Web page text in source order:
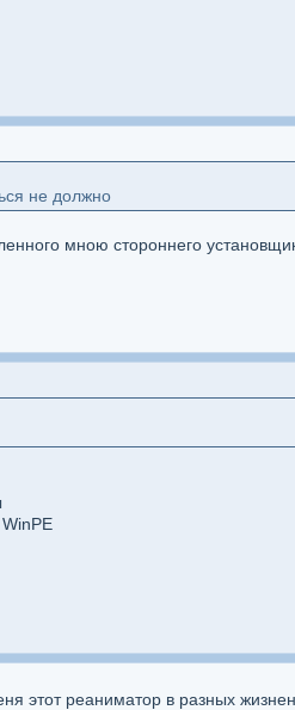
не должно
мною стороннего
этот реаниматор в разных